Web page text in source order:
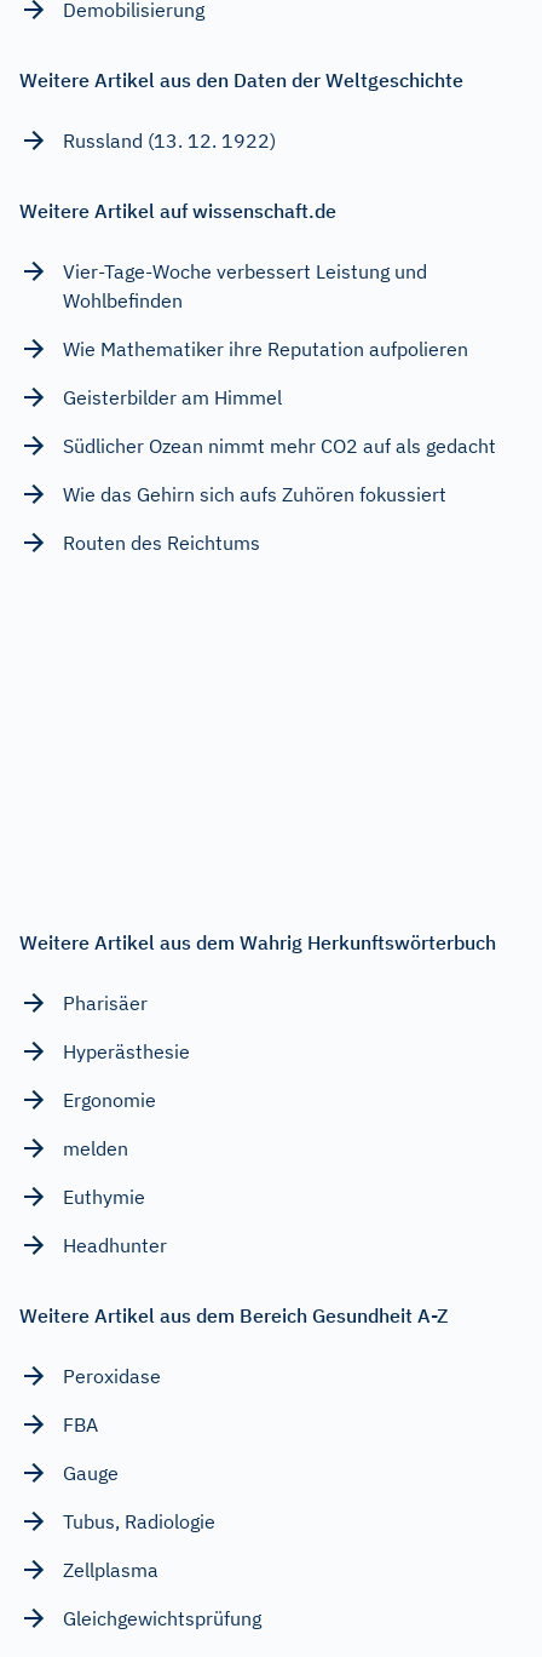
Demobilisierung
Weitere Artikel aus den Daten der Weltgeschichte
Russland (13. 12. 1922)
Weitere Artikel auf wissenschaft.de
Vier-Tage-Woche verbessert Leistung und
Wohlbefinden
Wie Mathematiker ihre Reputation aufpolieren
Geisterbilder am Himmel
Südlicher Ozean nimmt mehr CO2 auf als gedacht
Wie das Gehirn sich aufs Zuhören fokussiert
Routen des Reichtums
Weitere Artikel aus dem Wahrig Herkunftswörterbuch
Pharisäer
Hyperästhesie
Ergonomie
melden
Euthymie
Headhunter
Weitere Artikel aus dem Bereich Gesundheit A-Z
Peroxidase
FBA
Gauge
Tubus, Radiologie
Zellplasma
Gleichgewichtsprüfung